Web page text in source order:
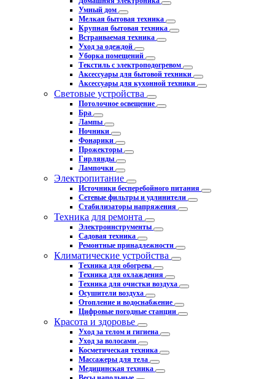
Умный дом
Мелкая бытовая техника
Крупная бытовая техника
Встраиваемая техника
Уход за одеждой
Уборка помещений
Текстиль с электроподогревом
Аксессуары для бытовой техники
Аксессуары для кухонной техники
Световые устройства
Потолочное освещение
Бра
Лампы
Ночники
Фонарики
Прожекторы
Гирлянды
Лампочки
Электропитание
Источники бесперебойного питания
Сетевые фильтры и удлинители
Стабилизаторы напряжения
Техника для ремонта
Электроинструменты
Садовая техника
Ремонтные принадлежности
Климатические устройства
Техника для обогрева
Техника для охлаждения
Техника для очистки воздуха
Осушители воздуха
Отопление и водоснабжение
Цифровые погодные станции
Красота и здоровье
Уход за телом и гигиена
Уход за волосами
Косметическая техника
Массажеры для тела
Медицинская техника